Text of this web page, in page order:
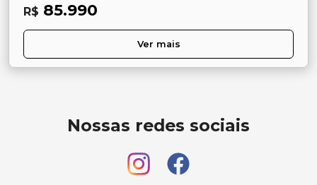
R$ 85.990
Ver mais
Nossas redes sociais